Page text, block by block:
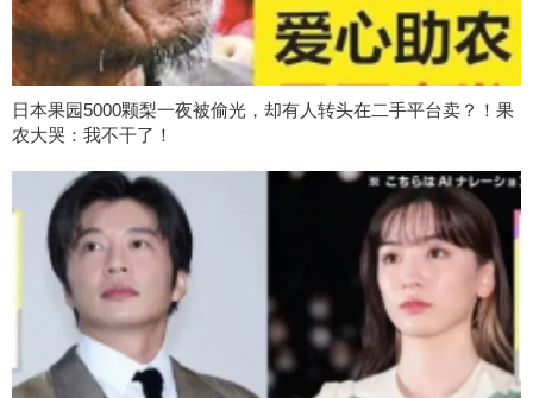
日本果园5000颗梨一夜被偷光，却有人转头在二手平台卖？！果
农大哭：我不干了！